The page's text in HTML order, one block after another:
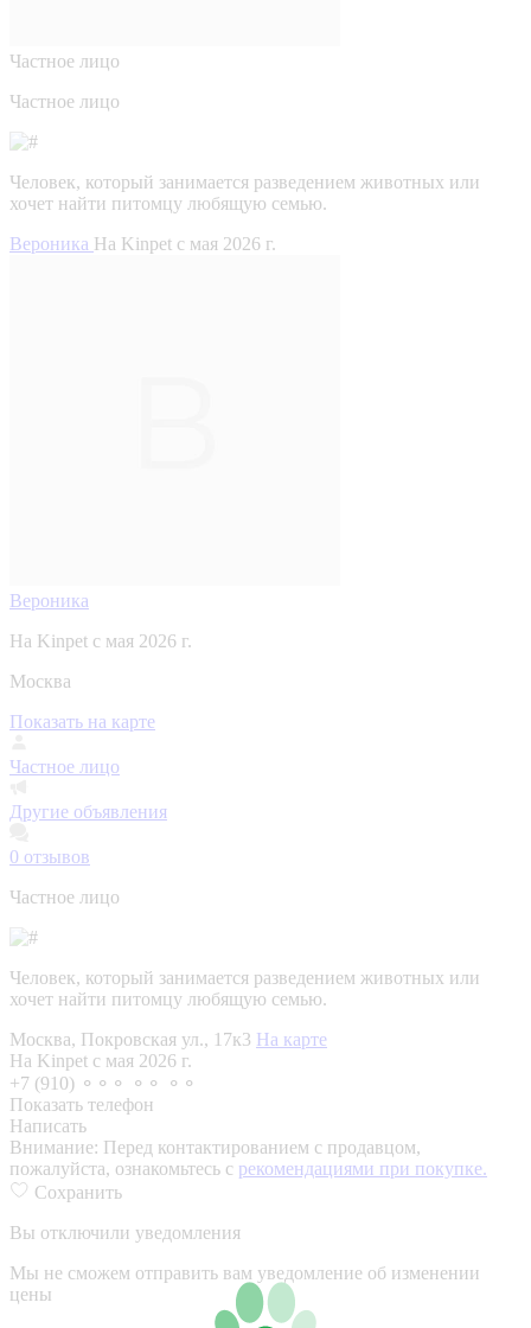
Частное лицо
Частное лицо
Человек, который занимается разведением животных или
хочет найти питомцу любящую семью.
Вероника На Kinpet c мая 2026 г.
Вероника
На Kinpet c мая 2026 г.
Москва
Показать на карте
Частное лицо
Другие объявления
0 отзывов
Частное лицо
Человек, который занимается разведением животных или
хочет найти питомцу любящую семью.
Москва, Покровская ул., 17к3 На карте
На Kinpet c мая 2026 г.
+7 (910) ⚬⚬⚬ ⚬⚬ ⚬⚬
Показать телефон
Написать
Внимание: Перед контактированием с продавцом,
пожалуйста, ознакомьтесь с рекомендациями при покупке.
Сохранить
Вы отключили уведомления
Мы не сможем отправить вам уведомление об изменении
цены